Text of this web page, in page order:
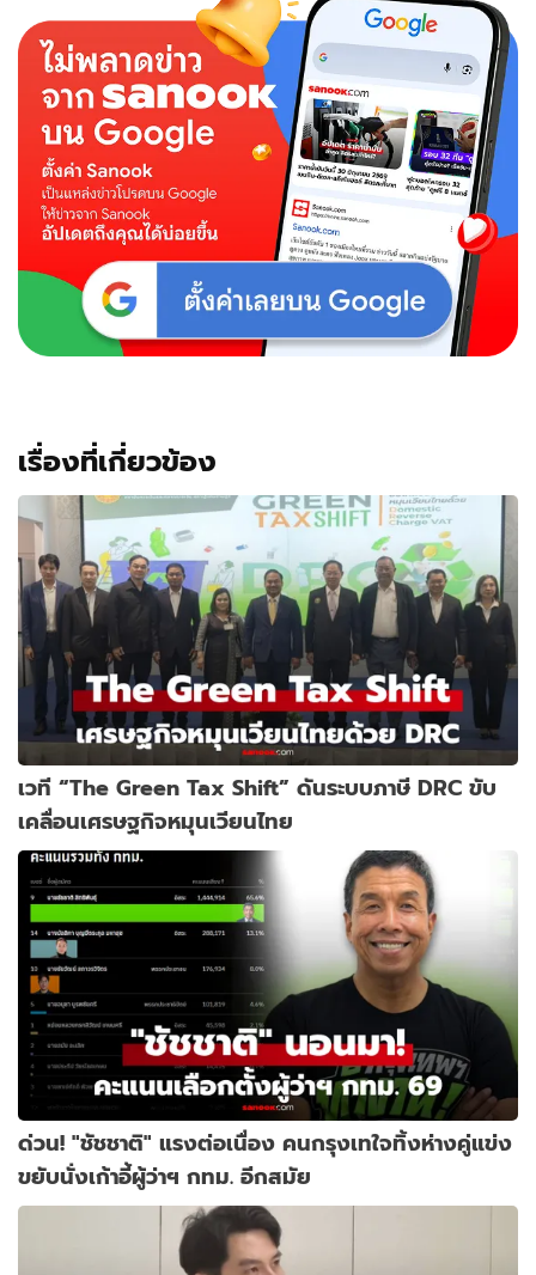
เรื่องที่เกี่ยวข้อง
เวที “The Green Tax Shift” ดันระบบภาษี DRC ขับ
เคลื่อนเศรษฐกิจหมุนเวียนไทย
ด่วน! "ชัชชาติ" แรงต่อเนื่อง คนกรุงเทใจทิ้งห่างคู่แข่ง
ขยับนั่งเก้าอี้ผู้ว่าฯ กทม. อีกสมัย